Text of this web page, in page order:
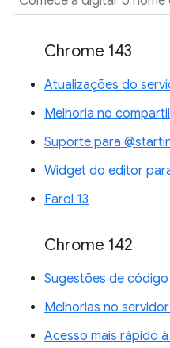
Chrome 143
Atualizações do
Melhoria no
Suporte para
Widget do editor
Farol 13
Chrome 142
Sugestões de
Melhorias no
Acesso mais rápido